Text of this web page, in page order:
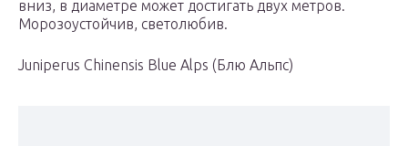
вниз, в диаметре может достигать двух метров.
Морозоустойчив, светолюбив.
Juniperus Chinensis Blue Alps (Блю Альпс)